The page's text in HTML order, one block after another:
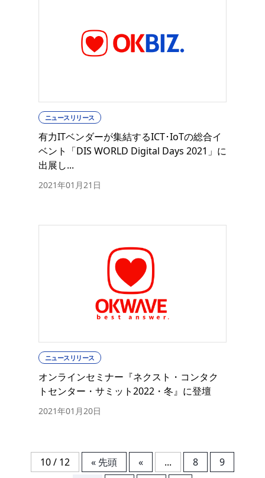
ニュースリリース
有力ITベンダーが集結するICT･IoTの総合イ
ベント「DIS WORLD Digital Days 2021」に
出展し...
2021年01月21日
ニュースリリース
オンラインセミナー『ネクスト・コンタク
トセンター・サミット2022・冬』に登壇
2021年01月20日
10 / 12 « 先頭 « ... 8 9